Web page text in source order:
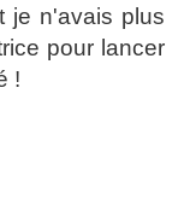
je n'avais plus
pour lancer
!